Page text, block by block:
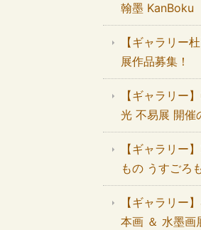
翰墨 KanBoku
【ギャラリー
展作品募集！
【ギャラリー
光 不易展 開催
【ギャラリー
もの うすごろ
【ギャラリー
本画 ＆ 水墨画